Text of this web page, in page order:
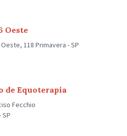
Oeste
118 Primavera - SP
de Equoterapia
Fecchio
SP